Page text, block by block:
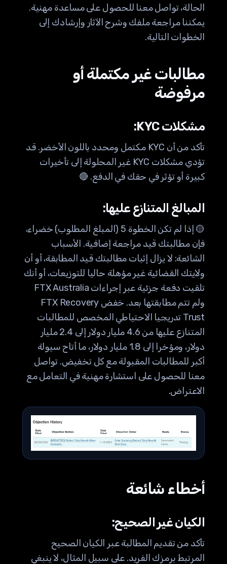
الحالة، تواصل معنا للحصول على مساعدة مهنية.
يمكننا مراجعة ملفك وشرح الآثار وإرشادك إلى
الخطوات التالية.
مطالبات غير مكتملة أو
مرفوضة
مشكلات KYC:
تأكد من أن KYC مكتمل ومحدد باللون الأخضر. قد
تؤدي مشكلات KYC غير المحلولة إلى تأخيرات
كبيرة أو تؤثر في حقك في الدفع. 🔴
المبالغ المتنازع عليها:
🟡 إذا لم تكن الخطوة 5 (المبلغ المطلوب) خضراء،
فإن مطالبتك قيد مراجعة إضافية. الأسباب
الشائعة: لا يزال إثبات مطالبتك قيد المطابقة، أو أن
ولايتك القضائية غير مؤهلة حاليا للتوزيعات، أو أنك
تلقيت دفعة جزئية عبر إجراءات FTX Australia
ولم تتم مطابقتها بعد. خفض FTX Recovery
Trust تدريجيا الاحتياطي المخصص للمطالبات
المتنازع عليها من 4.6 مليار دولار إلى 2.4 مليار
دولار، ومؤخرا إلى 1.8 مليار دولار، ما أتاح سيولة
أكبر للمطالبات المقبولة مع كل تخفيض. تواصل
معنا للحصول على استشارة مهنية في التعامل مع
الاعتراض.
أخطاء شائعة
الكيان غير الصحيح:
تأكد من تقديم المطالبة عبر الكيان الصحيح
المرتبط برمزك الفريد. على سبيل المثال، لا ينبغي